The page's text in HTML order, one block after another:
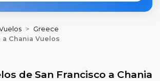
Greece
a Chania Vuelos
de San Francisco a Chania